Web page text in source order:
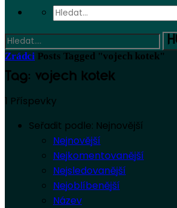
Zrádci Posts Tagged "vojech kotek"
Tag: vojech kotek
1 Příspevky
Seřadit podle: Nejnovější
Nejnovější
Nejkomentovanější
Nejsledovanější
Nejoblíbenější
Název